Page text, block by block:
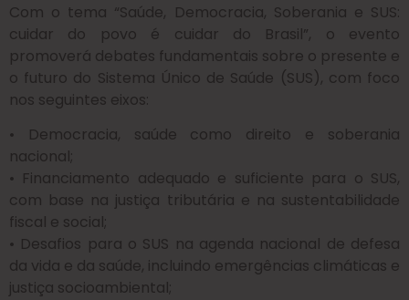
Com o tema “Saúde, Democracia, Soberania e SUS:
cuidar do povo é cuidar do Brasil”, o evento
promoverá debates fundamentais sobre o presente e
o futuro do Sistema Único de Saúde (SUS), com foco
nos seguintes eixos:
• Democracia, saúde como direito e soberania
nacional;
• Financiamento adequado e suficiente para o SUS,
com base na justiça tributária e na sustentabilidade
fiscal e social;
• Desafios para o SUS na agenda nacional de defesa
da vida e da saúde, incluindo emergências climáticas e
justiça socioambiental;